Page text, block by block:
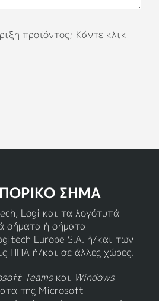
προϊόντος; Κάντε κλικ
ΣΗΜΑ
Logi και τα λογότυπά
σήματα ή σήματα
Europe S.A. ή/και των
ΗΠΑ ή/και σε άλλες χώρες.
Teamsκαι Windows
της Microsoft